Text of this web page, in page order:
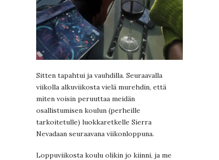
Sitten tapahtui ja vauhdilla. Seuraavalla
viikolla alkuviikosta vielä murehdin, että
miten voisin peruuttaa meidän
osallistumisen koulun (perheille
tarkoitetulle) luokkaretkelle Sierra
Nevadaan seuraavana viikonloppuna.
Loppuviikosta koulu olikin jo kiinni, ja me